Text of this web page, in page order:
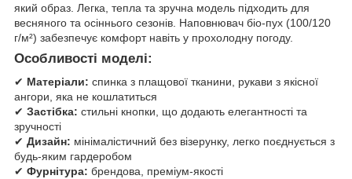
який образ. Легка, тепла та зручна модель підходить для
весняного та осіннього сезонів. Наповнювач біо-пух (100/120
г/м²) забезпечує комфорт навіть у прохолодну погоду.
Особливості моделі:
✔ Матеріали: спинка з плащової тканини, рукави з якісної
ангори, яка не кошлатиться
✔ Застібка: стильні кнопки, що додають елегантності та
зручності
✔ Дизайн: мінімалістичний без візерунку, легко поєднується з
будь-яким гардеробом
✔ Фурнітура: брендова, преміум-якості